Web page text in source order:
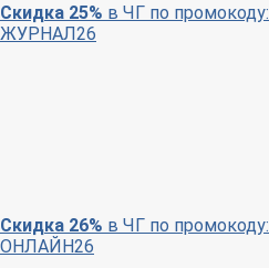
Скидка 25% в ЧГ по промокоду:
ЖУРНАЛ26
Скидка 26% в ЧГ по промокоду:
ОНЛАЙН26